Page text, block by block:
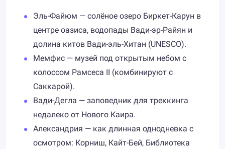
Эль-Файюм — солёное озеро Биркет-Карун в
центре оазиса, водопады Вади-эр-Райян и
долина китов Вади-эль-Хитан (UNESCO).
Мемфис — музей под открытым небом с
колоссом Рамсеса II (комбинируют с
Саккарой).
Вади-Дегла — заповедник для треккинга
недалеко от Нового Каира.
Александрия — как длинная однодневка с
осмотром: Корниш, Кайт-Бей, Библиотека